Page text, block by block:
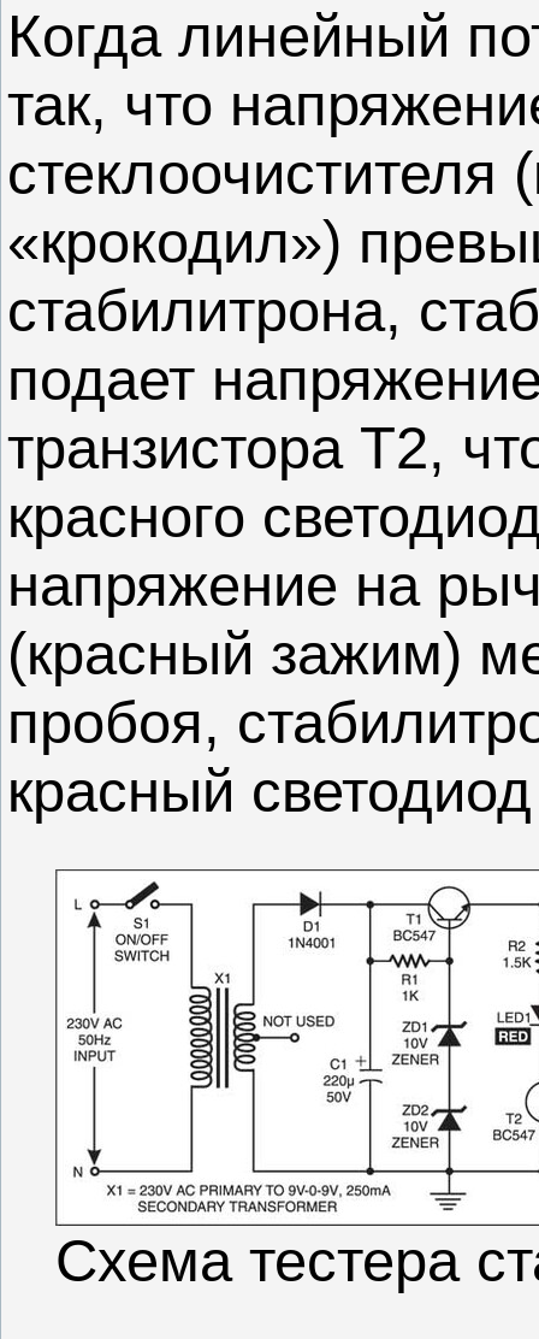
Когда линейный
так, что
«крокодил»)
стабилитрона,
подает
транзистора T2,
красного
напряжение на
(красный зажим)
пробоя,
красный
Схема тестера